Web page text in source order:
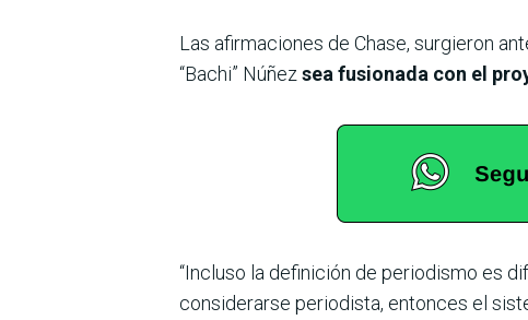
Las afirmaciones de Chase, surgieron
“Bachi” Núñez sea fusionada con el
“Incluso la definición de periodismo es
considerarse periodista, entonces el